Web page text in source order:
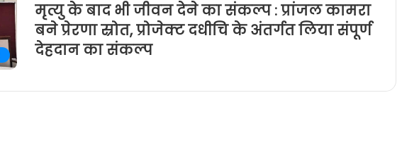
मृत्यु के बाद भी जीवन देने का संकल्प : प्रांजल कामरा
बने प्रेरणा स्रोत, प्रोजेक्ट दधीचि के अंतर्गत लिया संपूर्ण
देहदान का संकल्प